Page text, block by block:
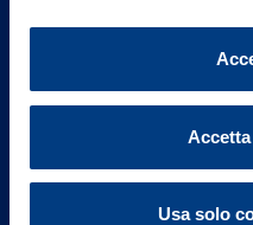
Usa solo
Sostenibilità